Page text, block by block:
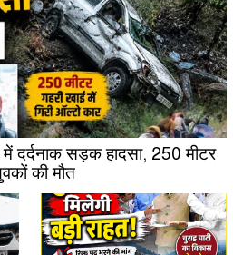
दर्दनाक सड़क हादसा, 250 मीटर
की मौत